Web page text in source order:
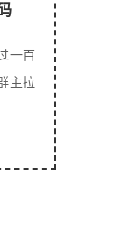
一百
主拉